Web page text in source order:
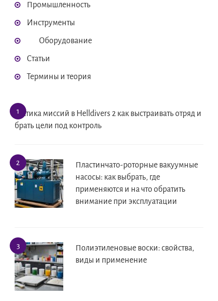
Промышленность
Инструменты
Оборудование
Статьи
Термины и теория
Тактика миссий в Helldivers 2 как выстраивать отряд и
брать цели под контроль
Пластинчато-роторные вакуумные
насосы: как выбрать, где
применяются и на что обратить
внимание при эксплуатации
Полиэтиленовые воски: свойства,
виды и применение